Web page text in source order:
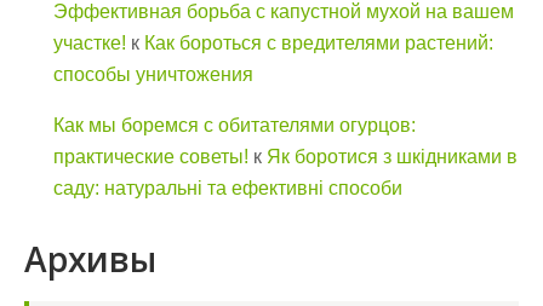
Эффективная борьба с капустной мухой на вашем
участке! к Как бороться с вредителями растений:
способы уничтожения
Как мы боремся с обитателями огурцов:
практические советы! к Як боротися з шкідниками в
саду: натуральні та ефективні способи
Архивы